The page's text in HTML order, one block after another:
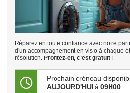
Réparez en toute confiance avec notre
d’un accompagnement en visio à chaque
résolution. Profitez-en, c’est gratuit !
Prochain créneau
AUJOURD'HUI à 09H00